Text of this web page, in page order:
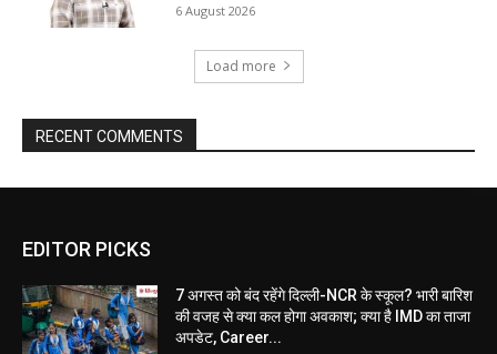
6 August 2026
Load more
RECENT COMMENTS
EDITOR PICKS
7 अगस्त को बंद रहेंगे दिल्ली-NCR के स्कूल? भारी बारिश
की वजह से क्या कल होगा अवकाश; क्या है IMD का ताजा
अपडेट, Career...